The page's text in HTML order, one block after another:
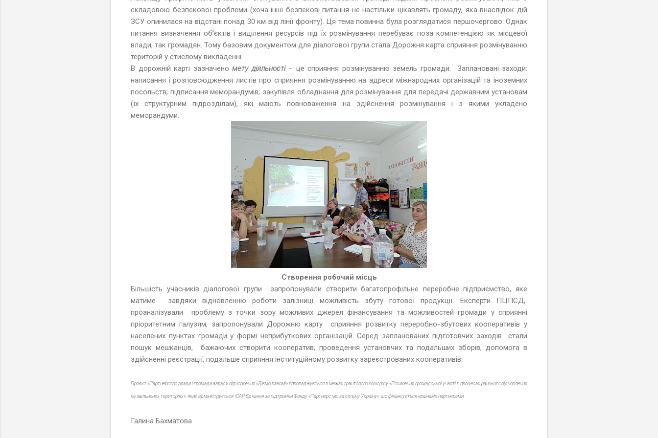
складовою безпекової проблеми (хоча інші безпекові питання не настільки цікавлять громаду, яка внаслідок дій
ЗСУ опинилася на відстані понад 30 км від лінії фронту). Ця тема повинна була розглядатися першочергово. Однак
питання визначення об’єктів і виділення ресурсів під їх розмінування перебуває поза компетенцією як місцевої
влади, так громадян. Тому базовим документом для діалогової групи стала Дорожня карта сприяння розмінуванню
територій у стислому викладенні.
В дорожній карті зазначено мету діяльності– це сприяння розмінуванню земель громади. Заплановані заходи:
написання і розповсюдження листів про сприяння розмінуванню на адреси міжнародних організацій та іноземних
посольств; підписання меморандумів; закупівля обладнання для розмінування для передачі державним установам
(їх структурним підрозділам), які мають повноваження на здійснення розмінування і з якими укладено
меморандуми.
Створення робочий місць
Більшість учасників діалогової групи запропонували створити багатопрофільне переробне підприємство, яке
матиме завдяки відновленню роботи залізниці можливість збуту готової продукції. Експерти ПЦПСД,
проаналізували проблему з точки зору можливих джерел фінансування та можливостей громади у сприянні
пріоритетним галузям, запропонували Дорожню карту сприяння розвитку переробно-збутових кооперативів у
населених пунктах громади у формі неприбуткових організацій. Серед запланованих підготовчих заходів стали
пошук мешканців, бажаючих створити кооператив, проведення установчих та подальших зборів, допомога в
здійсненні реєстрації, подальше сприяння інституційному розвитку зареєстрованих кооперативів.
Проєкт «Партнерство влади і громади заради відновлення «Діємо разом!» впроваджується в межах грантового конкурсу «Посилення громадської участі в процесах раннього відновлення
на звільнених територіях», який адмініструється ІСАР Єднання за підтримки Фонду «Партнерство за сильну Україну», що фінансується країнами партнерами.
Галина Бахматова